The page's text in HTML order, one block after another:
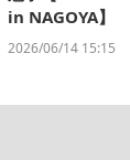
in NAGOYA】
2026/06/14 15:15